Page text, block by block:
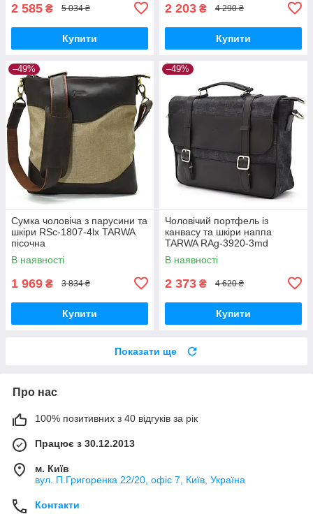
2 585 ₴ 5 034 ₴
Купити
2 203 ₴ 4 290 ₴
Купити
–49%
Сумка чоловіча з парусини та
шкіри RSc-1807-4lx TARWA
пісочна
В наявності
1 969 ₴ 3 834 ₴
Купити
–49%
Чоловічий портфель із
канвасу та шкіри наппа
TARWA RAg-3920-3md
В наявності
2 373 ₴ 4 620 ₴
Купити
Показати ще
Про нас
100% позитивних з 40 відгуків за рік
Працює з 30.12.2013
м. Київ
вул. П.Григоренка 22/20, офіс 7, Київ, Україна
Контакти